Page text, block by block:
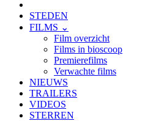
STEDEN
FILMS ⌄
Film overzicht
Films in bioscoop
Premierefilms
Verwachte films
NIEUWS
TRAILERS
VIDEOS
STERREN